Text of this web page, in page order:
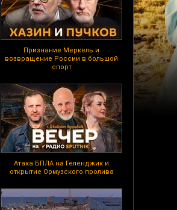
Признание Меркель и
возвращение России в большой
спорт
Атака БПЛА на Геленджик и
открытие Ормузского пролива